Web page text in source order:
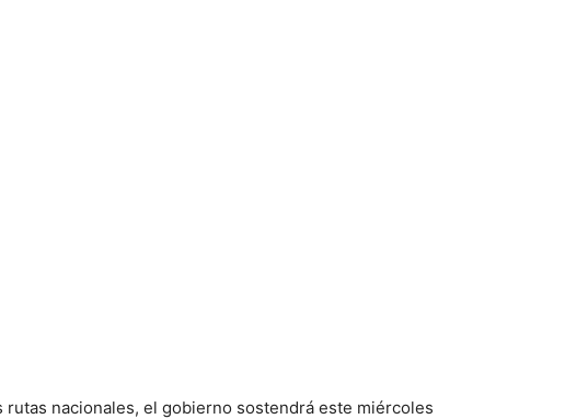
nacionales, el gobierno sostendrá este miércoles